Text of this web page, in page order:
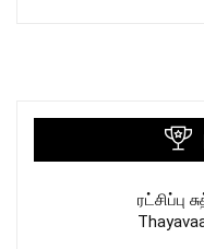
ரட்சிப்பு